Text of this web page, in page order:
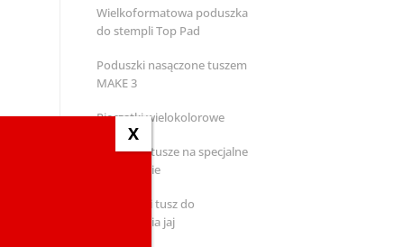
Wielkoformatowa poduszka
do stempli Top Pad
Poduszki nasączone tuszem
MAKE 3
Pieczątki wielokolorowe
Kolorowe tusze na specjalne
zamówienie
Pieczątka i tusz do
znakowania jaj
X